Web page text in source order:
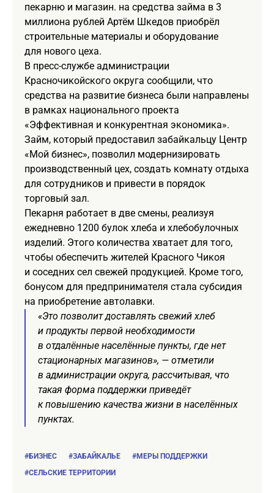
пекарню и магазин. на средства займа в 3
миллиона рублей Артём Шкедов приобрёл
строительные материалы и оборудование
для нового цеха.
В пресс-службе администрации
Красночикойского округа сообщили, что
средства на развитие бизнеса были направлены
в рамках национального проекта
«Эффективная и конкурентная экономика».
Займ, который предоставил забайкальцу Центр
«Мой бизнес», позволил модернизировать
производственный цех, создать комнату отдыха
для сотрудников и привести в порядок
торговый зал.
Пекарня работает в две смены, реализуя
ежедневно 1200 булок хлеба и хлебобулочных
изделий. Этого количества хватает для того,
чтобы обеспечить жителей Красного Чикоя
и соседних сел свежей продукцией. Кроме того,
бонусом для предпринимателя стала субсидия
на приобретение автолавки.
«Это позволит доставлять свежий хлеб
и продукты первой необходимости
в отдалённые населённые пункты, где нет
стационарных магазинов», — отметили
в администрации округа, рассчитывая, что
такая форма поддержки приведёт
к повышению качества жизни в населённых
пунктах.
#БИЗНЕС #ЗАБАЙКАЛЬЕ
#МЕРЫ ПОДДЕРЖКИ
#СЕЛЬСКИЕ ТЕРРИТОРИИ